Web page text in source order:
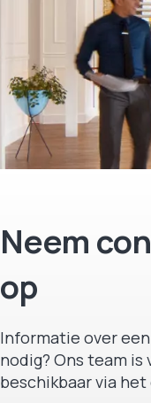
Neem
op
Informatie over
nodig? Ons team is
beschikbaar via